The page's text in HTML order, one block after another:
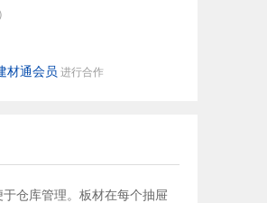
材通会员 进行合作
仓库管理。板材在每个抽屉